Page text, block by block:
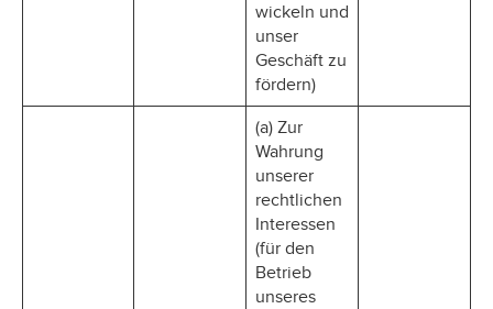
wickeln und
unser
Geschäft zu
fördern)
(a) Zur
Wahrung
unserer
rechtlichen
Interessen
(für den
Betrieb
unseres